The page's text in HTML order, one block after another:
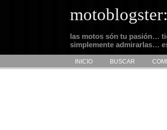
las motos són tu pasión…
simplemente admirarlas…
INICIO BUSCAR